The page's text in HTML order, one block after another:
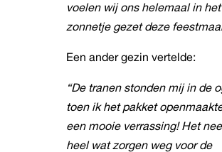
voelen wij ons helemaal in het
zonnetje gezet deze
Een ander gezin vertelde:
“De tranen stonden mij in de
toen ik het pakket
een mooie verrassing! Het
heel wat zorgen weg voor de